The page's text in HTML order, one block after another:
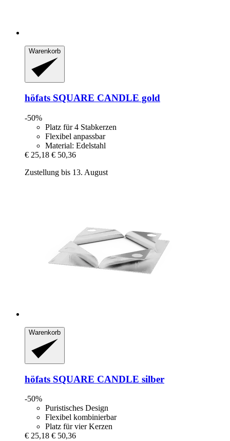
Warenkorb
höfats SQUARE CANDLE gold
-50%
Platz für 4 Stabkerzen
Flexibel anpassbar
Material: Edelstahl
€ 25,18 € 50,36
Zustellung bis 13. August
Warenkorb
höfats SQUARE CANDLE silber
-50%
Puristisches Design
Flexibel kombinierbar
Platz für vier Kerzen
€ 25,18 € 50,36